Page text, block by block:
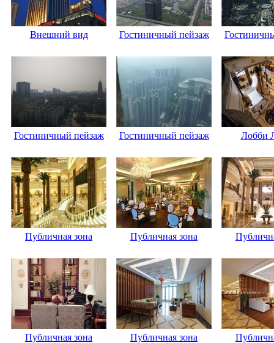
Внешний вид Гостиничный пейзаж
Гостиничный пейзаж Гостиничный пейзаж Лобби
Публичная зона Публичная зона
Публичная зона Публичная зона